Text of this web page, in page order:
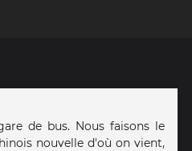
de bus. Nous faisons le
nouvelle d'où on vient,